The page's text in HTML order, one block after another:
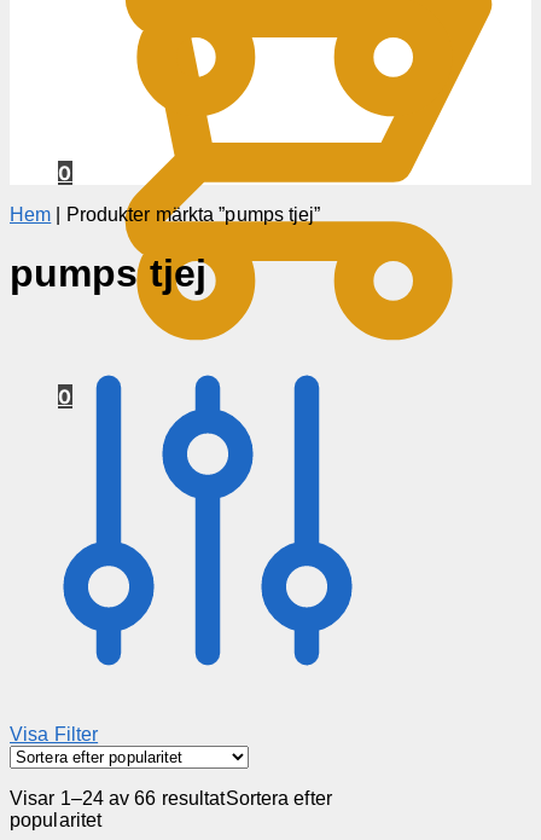
0
0
Hem Produkter märkta ”pumps tjej”
pumps tjej
Visa Filter
Visar 1–24 av 66 resultatSortera efter
popularitet